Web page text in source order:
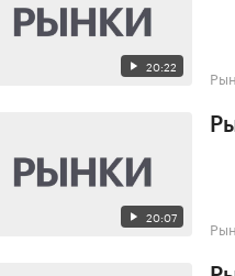
20:22
20:07